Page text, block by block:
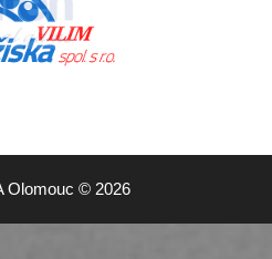
Olomouc © 2026